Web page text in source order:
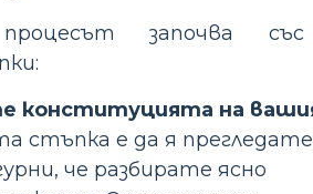
започва със
конституцията на
стъпка е да я
че разбирате ясно